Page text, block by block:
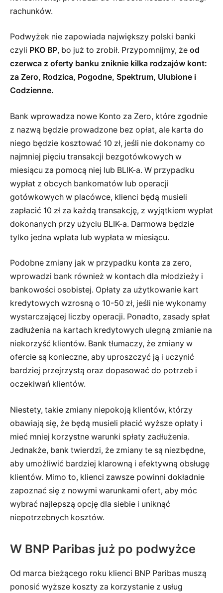
rachunków.
Podwyżek nie zapowiada największy polski banki
czyli PKO BP, bo już to zrobił. Przypomnijmy, że od
czerwca z oferty banku zniknie kilka rodzajów kont:
za Zero, Rodzica, Pogodne, Spektrum, Ulubione i
Codzienne.
Bank wprowadza nowe Konto za Zero, które zgodnie
z nazwą będzie prowadzone bez opłat, ale karta do
niego będzie kosztować 10 zł, jeśli nie dokonamy co
najmniej pięciu transakcji bezgotówkowych w
miesiącu za pomocą niej lub BLIK-a. W przypadku
wypłat z obcych bankomatów lub operacji
gotówkowych w placówce, klienci będą musieli
zapłacić 10 zł za każdą transakcję, z wyjątkiem wypłat
dokonanych przy użyciu BLIK-a. Darmowa będzie
tylko jedna wpłata lub wypłata w miesiącu.
Podobne zmiany jak w przypadku konta za zero,
wprowadzi bank również w kontach dla młodzieży i
bankowości osobistej. Opłaty za użytkowanie kart
kredytowych wzrosną o 10-50 zł, jeśli nie wykonamy
wystarczającej liczby operacji. Ponadto, zasady spłat
zadłużenia na kartach kredytowych ulegną zmianie na
niekorzyść klientów. Bank tłumaczy, że zmiany w
ofercie są konieczne, aby uproszczyć ją i uczynić
bardziej przejrzystą oraz dopasować do potrzeb i
oczekiwań klientów.
Niestety, takie zmiany niepokoją klientów, którzy
obawiają się, że będą musieli płacić wyższe opłaty i
mieć mniej korzystne warunki spłaty zadłużenia.
Jednakże, bank twierdzi, że zmiany te są niezbędne,
aby umożliwić bardziej klarowną i efektywną obsługę
klientów. Mimo to, klienci zawsze powinni dokładnie
zapoznać się z nowymi warunkami ofert, aby móc
wybrać najlepszą opcję dla siebie i uniknąć
niepotrzebnych kosztów.
W BNP Paribas już po podwyżce
Od marca bieżącego roku klienci BNP Paribas muszą
ponosić wyższe koszty za korzystanie z usług